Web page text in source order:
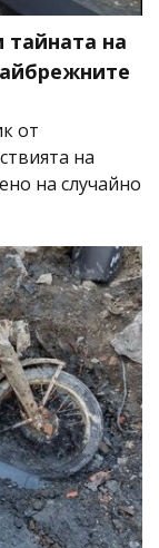
тайната на
от
на
на случайно